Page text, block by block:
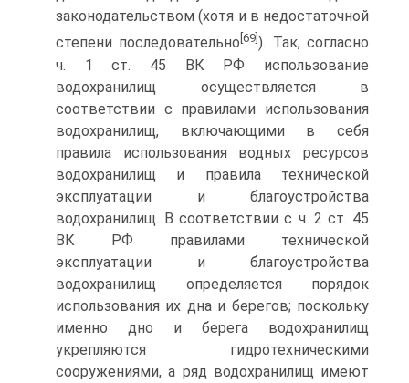
законодательством (хотя и в недостаточной
степени последовательно[69]). Так, согласно
ч. 1 ст. 45 ВК РФ использование
водохранилищ осуществляется в
соответствии с правилами использования
водохранилищ, включающими в себя
правила использования водных ресурсов
водохранилищ и правила технической
эксплуатации и благоустройства
водохранилищ. В соответствии с ч. 2 ст. 45
ВК РФ правилами технической
эксплуатации и благоустройства
водохранилищ определяется порядок
использования их дна и берегов; поскольку
именно дно и берега водохранилищ
укрепляются гидротехническими
сооружениями, а ряд водохранилищ имеют